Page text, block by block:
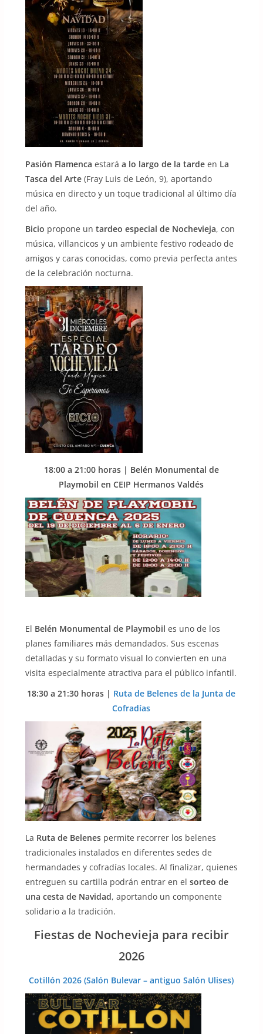
Pasión Flamenca estará a lo largo de la tardeen La
Tasca del Arte(Fray Luis de León, 9), aportando
música en directo y un toque tradicional al último día
del año.
Bicio propone un tardeo especial de Nochevieja, con
música, villancicos y un ambiente festivo rodeado de
amigos y caras conocidas, como previa perfecta antes
de la celebración nocturna.
18:00 a 21:00 horas | Belén Monumental de
Playmobil en CEIP Hermanos Valdés
El Belén Monumental de Playmobil es uno de los
planes familiares más demandados. Sus escenas
detalladas y su formato visual lo convierten en una
visita especialmente atractiva para el público infantil.
18:30 a 21:30 horas | Ruta de Belenes de la Junta de
Cofradías
La Ruta de Belenespermite recorrer los belenes
tradicionales instalados en diferentes sedes de
hermandades y cofradías locales. Al finalizar, quienes
entreguen su cartilla podrán entrar en el sorteo de
una cesta de Navidad, aportando un componente
solidario a la tradición.
Fiestas de Nochevieja para recibir
2026
Cotillón 2026 (Salón Bulevar – antiguo Salón Ulises)